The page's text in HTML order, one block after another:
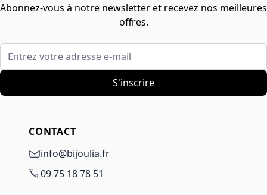
Abonnez-vous à notre newsletter et recevez nos meilleures
offres.
Entrez votre adresse e-mail
S'inscrire
CONTACT
info@bijoulia.fr
09 75 18 78 51